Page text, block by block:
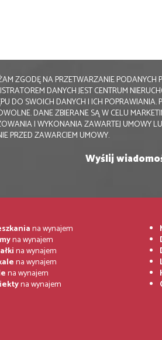
ZGODĘ NA PRZETWARZANIE PODANYCH
DANYCH JEST CENTRUM
DO SWOICH DANYCH I ICH POPRAWIANIA.
DANE ZBIERANE SĄ W CELU
I WYKONANIA ZAWARTEJ UMOWY
PRZED ZAWARCIEM UMOWY.
na wynajem
na wynajem
na wynajem
na wynajem
na wynajem
na wynajem